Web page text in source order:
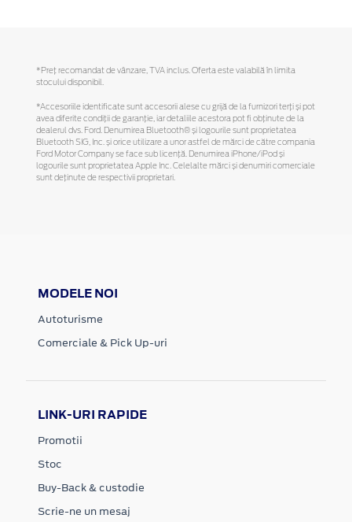
*Preţ recomandat de vânzare, TVA inclus. Oferta este valabilă în limita
stocului disponibil.
*Accesoriile identificate sunt accesorii alese cu grijă de la furnizori terți și pot
avea diferite condiții de garanție, iar detaliile acestora pot fi obținute de la
dealerul dvs. Ford. Denumirea Bluetooth® și logourile sunt proprietatea
Bluetooth SIG, Inc. și orice utilizare a unor astfel de mărci de către compania
Ford Motor Company se face sub licență. Denumirea iPhone/iPod și
logourile sunt proprietatea Apple Inc. Celelalte mărci și denumiri comerciale
sunt deținute de respectivii proprietari.
MODELE NOI
Autoturisme
Comerciale & Pick Up-uri
LINK-URI RAPIDE
Promotii
Stoc
Buy-Back & custodie
Scrie-ne un mesaj